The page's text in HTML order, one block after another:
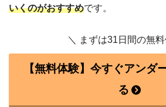
いくのがおすすめです。
＼ まずは31日間の無
【無料体験】今すぐアンダ
る